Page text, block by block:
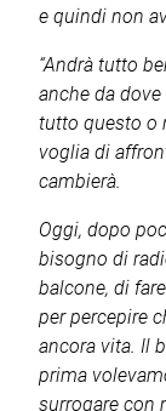
e quindi non
“Andrà tutto
anche da
tutto questo o
voglia di
cambierà.
Oggi, dopo
bisogno di
balcone, di
per percepire
ancora vita. Il
prima
surrogare con